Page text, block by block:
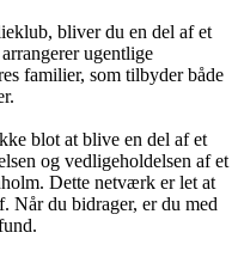
bliver du en del af et
ugentlige
familier, som tilbyder både
blot at blive en del af et
og vedligeholdelsen af et
Dette netværk er let at
Når du bidrager, er du med